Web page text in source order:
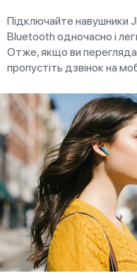
Підключайте навушники
Bluetooth одночасно і
Отже, якщо ви
пропустіть дзвінок на